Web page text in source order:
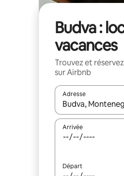
Budva :
vacances
Trouvez et
sur Airbnb
Adresse
Lorsque les
Arrivée
Départ